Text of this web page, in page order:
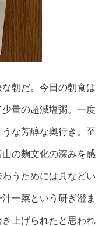
朝だ。今日の朝食は
量の超減塩粥。一度
な芳醇な奥行き。至
の麴文化の深みを感
うためには具などい
一菜という研ぎ澄ま
上げられたと思われ